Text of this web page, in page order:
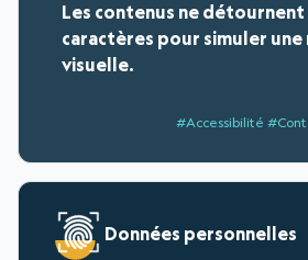
Les contenus ne détournent
caractères pour simuler une
visuelle.
#Accessibilité
Données personnelles